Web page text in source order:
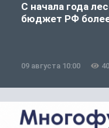
С начала года
бюджет РФ
09 августа 10:00